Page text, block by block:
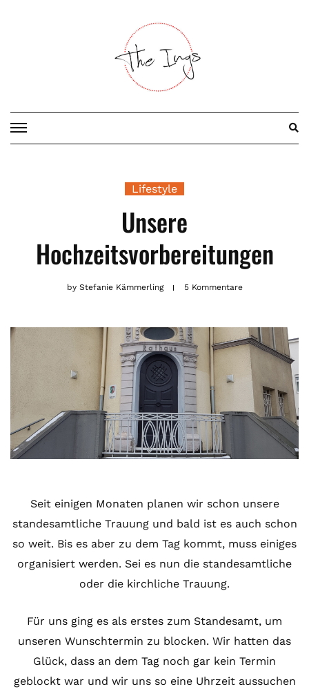
Lifestyle
Unsere
Hochzeitsvorbereitungen
byStefanie Kämmerling 5 Kommentare
Seit einigen Monaten planen wir schon unsere
standesamtliche Trauung und bald ist es auch schon
so weit. Bis es aber zu dem Tag kommt, muss einiges
organisiert werden. Sei es nun die standesamtliche
oder die kirchliche Trauung.
Für uns ging es als erstes zum Standesamt, um
unseren Wunschtermin zu blocken. Wir hatten das
Glück, dass an dem Tag noch gar kein Termin
geblockt war und wir uns so eine Uhrzeit aussuchen